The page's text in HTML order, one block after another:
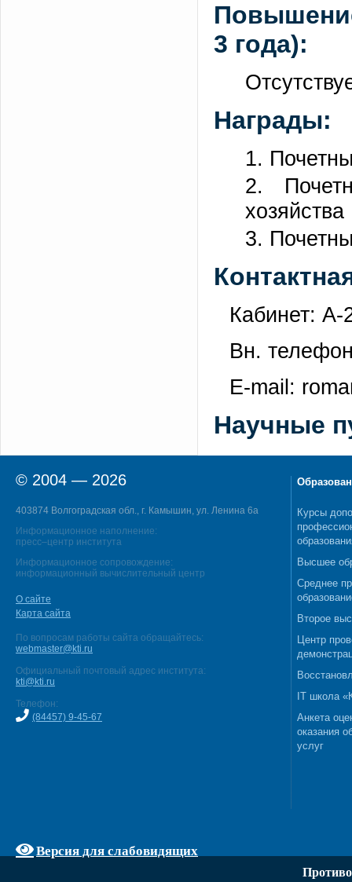
3 года):
Награды:
1.
2.
хозяйства
3.
Кабинет: А-
Вн.
E-mail:
Научные
© 2004 — 2026
403874 Волгоградская обл., г. Камышин, ул. Ленина 6а
Информационное наполнение:
пресс–центр института
Информационное сопровождение:
информационный вычислительный центр
О сайте
Карта сайта
По вопросам работы сайта обращайтесь:
webmaster@kti.ru
Официальный почтовый адрес института:
kti@kti.ru
Телефон:
(84457) 9-45-67
Версия для слабовидящих
Курсы
Высшее
Среднее
Второе
Центр
IT школа
Анкета
оказания
услуг